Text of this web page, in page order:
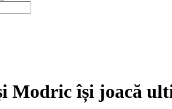
Modric își joacă